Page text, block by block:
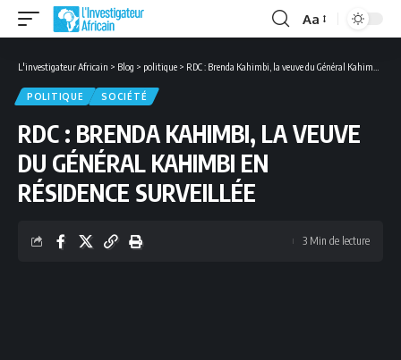
Font
Aa
L'investigateur Africain > Blog > politique > RDC : Brenda Kahimbi, la veuve du Général Kahimbi en résidence surveillée
POLITIQUE SOCIÉTÉ
RDC : BRENDA KAHIMBI, LA VEUVE
DU GÉNÉRAL KAHIMBI EN
RÉSIDENCE SURVEILLÉE
3 Min de lecture